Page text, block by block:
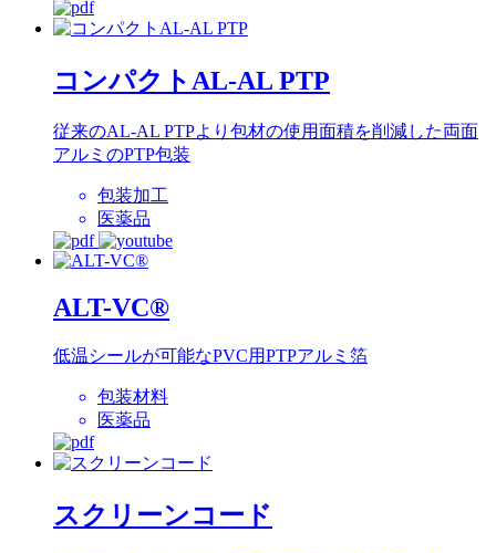
コンパクトAL-AL PTP
従来のAL-AL PTPより包材の使用面積を削減した両面
アルミのPTP包装
包装加工
医薬品
ALT-VC®
低温シールが可能なPVC用PTPアルミ箔
包装材料
医薬品
スクリーンコード